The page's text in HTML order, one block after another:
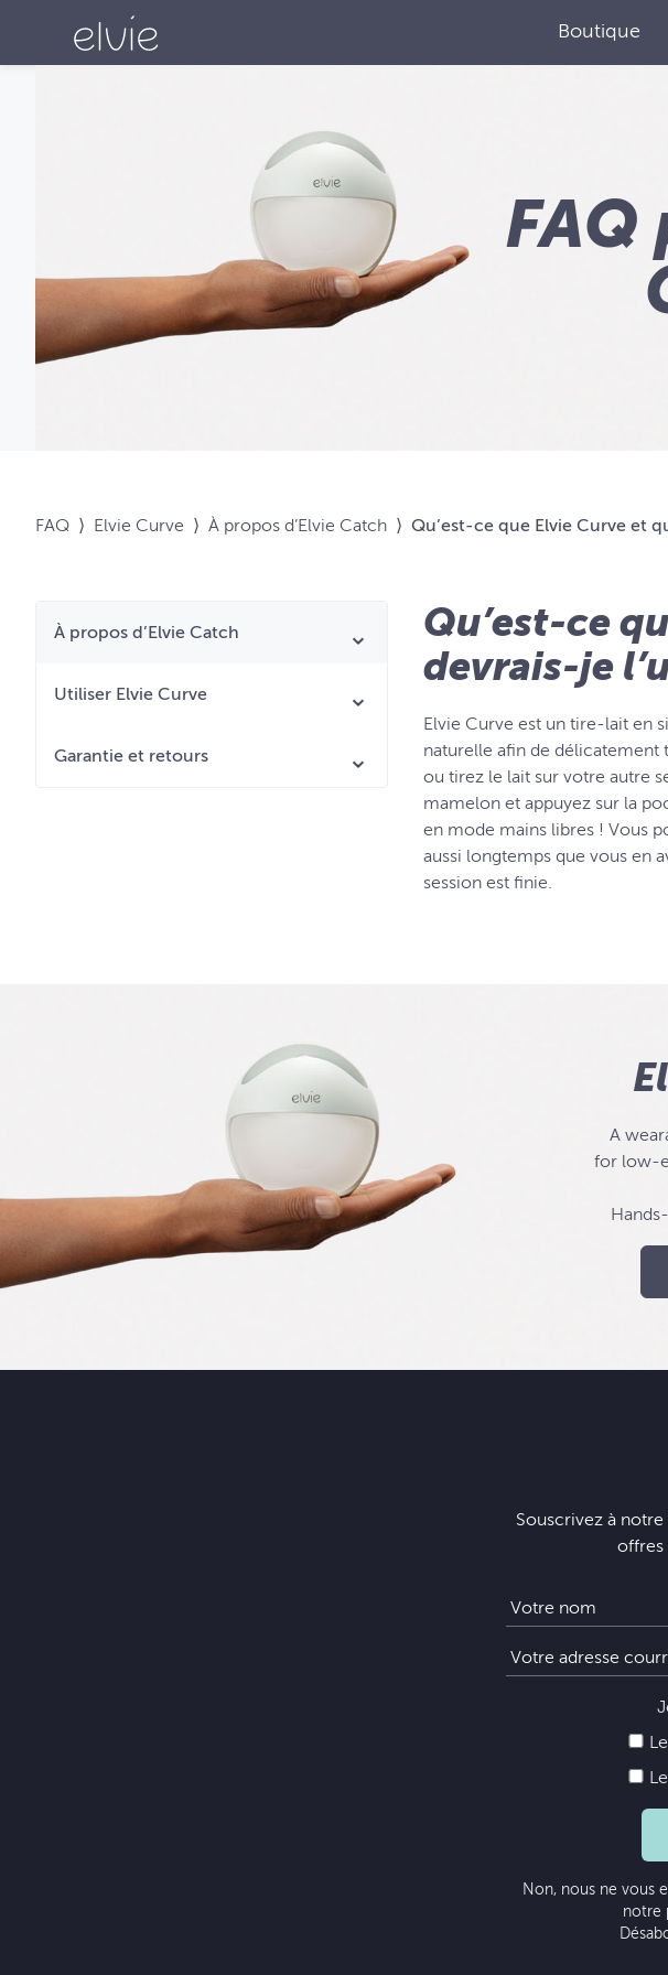
Boutique
FAQ
FAQ ⟩ Elvie Curve ⟩ À propos d’Elvie Catch ⟩ Qu’est-ce que Elvie Curve et
À propos d’Elvie Catch
Utiliser Elvie Curve
Garantie et retours
Qu’est-ce
devrais-je
Elvie Curve est un tire-lait en
naturelle afin de délicatement
ou tirez le lait sur votre autre
mamelon et appuyez sur la
en mode mains libres ! Vous
aussi longtemps que vous en
session est finie.
A
for low-
Souscrivez à
offres
Non, nous ne vous
notre